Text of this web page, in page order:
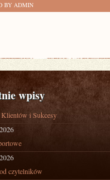
BY ADMIN
wpisy
i Sukcesy
czytelników